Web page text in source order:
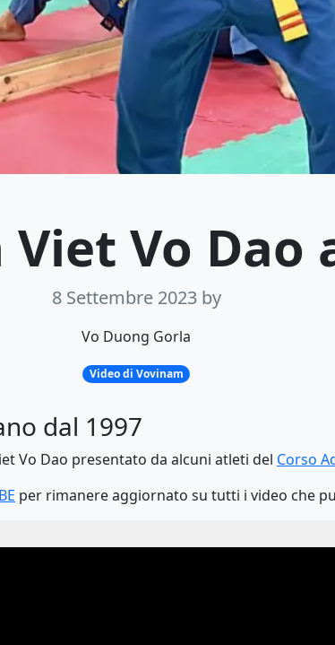
Vo Dao
8 Settembre 2023 by
Vo Duong Gorla
Video di Vovinam
dal 1997
Vo Dao presentato da alcuni atleti del Corso
per rimanere aggiornato su tutti i video che